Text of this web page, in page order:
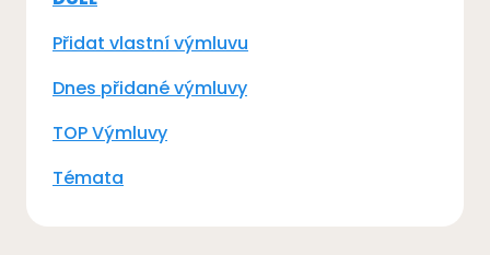
Přidat vlastní výmluvu
Dnes přidané výmluvy
TOP Výmluvy
Témata